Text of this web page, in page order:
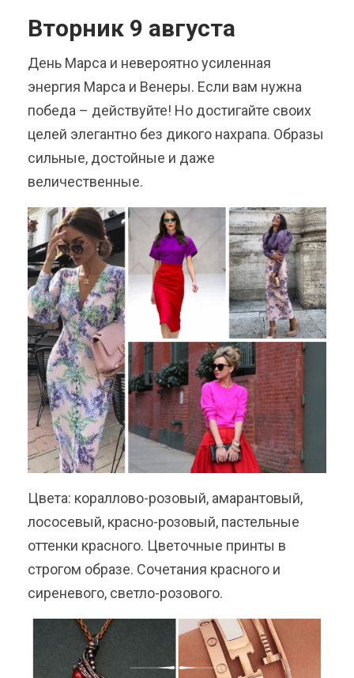
Вторник 9 августа
День Марса и невероятно усиленная
энергия Марса и Венеры. Если вам нужна
победа – действуйте! Но достигайте своих
целей элегантно без дикого нахрапа. Образы
сильные, достойные и даже
величественные.
Цвета: кораллово-розовый, амарантовый,
лососевый, красно-розовый, пастельные
оттенки красного. Цветочные принты в
строгом образе. Сочетания красного и
сиреневого, светло-розового.